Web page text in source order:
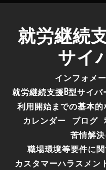
就労継続
サイ
インフォメ
就労継続支援B型サイ
利用開始までの基本的
カレンダー ブログ
苦情解
職場環境等要件に
カスタマーハラスメン